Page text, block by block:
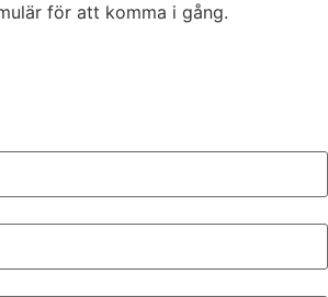
för att komma i gång.